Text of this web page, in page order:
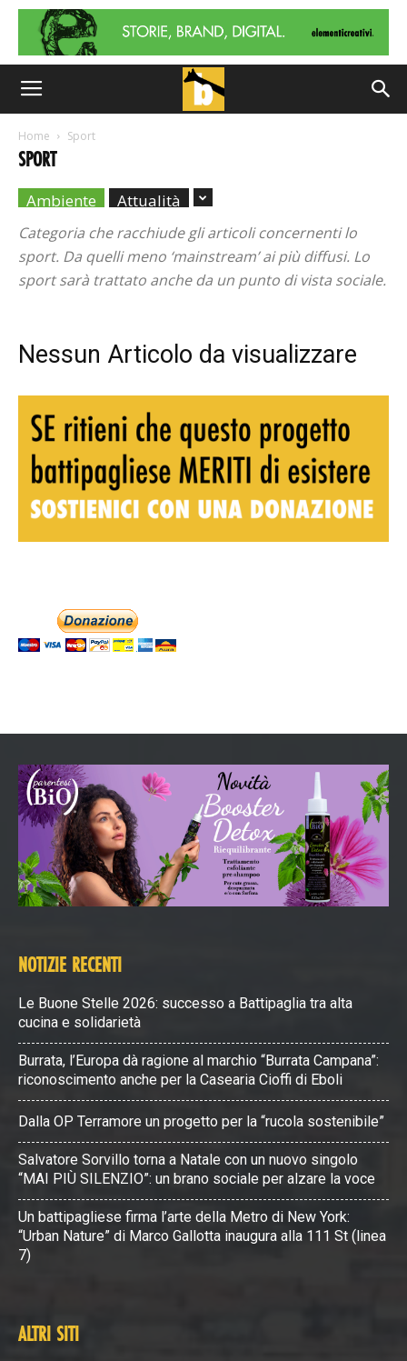
Home Sport
SPORT
Ambiente Attualità
Categoria che racchiude gli articoli concernenti lo
sport. Da quelli meno ‘mainstream’ ai più diffusi. Lo
sport sarà trattato anche da un punto di vista sociale.
Nessun Articolo da visualizzare
NOTIZIE RECENTI
Le Buone Stelle 2026: successo a Battipaglia tra alta
cucina e solidarietà
Burrata, l’Europa dà ragione al marchio “Burrata Campana”:
riconoscimento anche per la Casearia Cioffi di Eboli
Dalla OP Terramore un progetto per la “rucola sostenibile”
Salvatore Sorvillo torna a Natale con un nuovo singolo
“MAI PIÙ SILENZIO”: un brano sociale per alzare la voce
Un battipagliese firma l’arte della Metro di New York:
“Urban Nature” di Marco Gallotta inaugura alla 111 St (linea
7)
ALTRI SITI